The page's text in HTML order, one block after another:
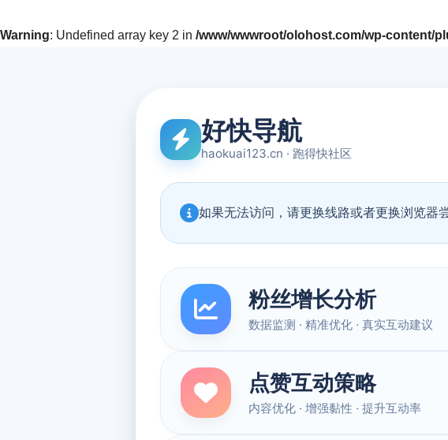
Warning: Undefined array key 2 in /www/wwwroot/olohost.com/wp-content/